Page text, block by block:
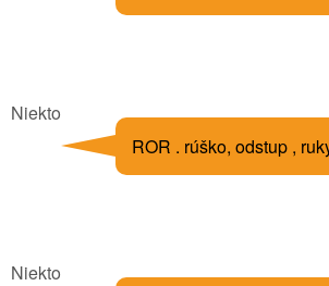
Niekto
ROR . rúško, odstup ,
Niekto